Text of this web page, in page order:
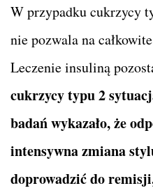
W przypadku cukrzycy
nie pozwala na
Leczenie insuliną
cukrzycy typu 2
badań wykazało, że
intensywna zmiana
doprowadzić do